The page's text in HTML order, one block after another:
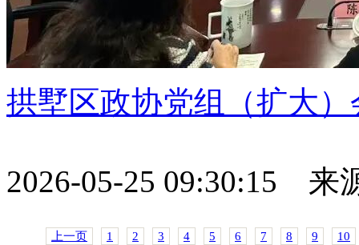
拱墅区政协党组（扩大
2026-05-25 09:30:15 来
上一页 1 2 3 4 5 6 7 8 9
10